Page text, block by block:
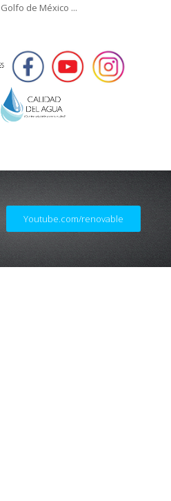
de México ...
Youtube.com/renovable